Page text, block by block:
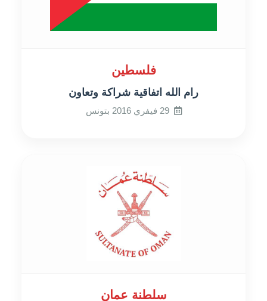
فلسطين
رام الله اتفاقية شراكة وتعاون
29 فيفري 2016 بتونس
سلطنة عمان